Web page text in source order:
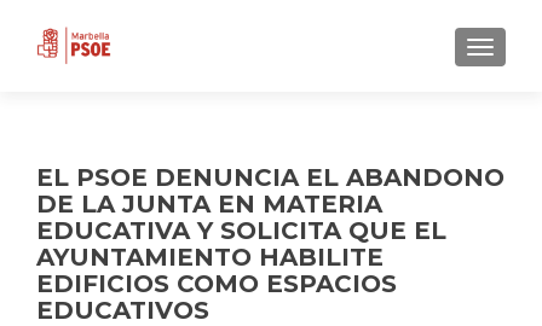
EL PSOE DENUNCIA EL ABANDONO
DE LA JUNTA EN MATERIA
EDUCATIVA Y SOLICITA QUE EL
AYUNTAMIENTO HABILITE
EDIFICIOS COMO ESPACIOS
EDUCATIVOS